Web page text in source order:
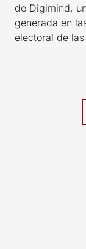
de Digimind,
generada en
electoral de